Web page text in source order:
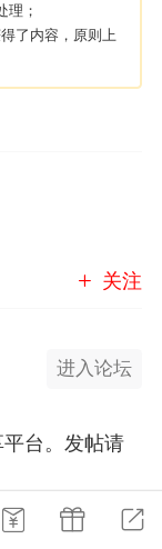
募
理；
了内容，原则上
关注
进入论坛
台。发帖请
正序